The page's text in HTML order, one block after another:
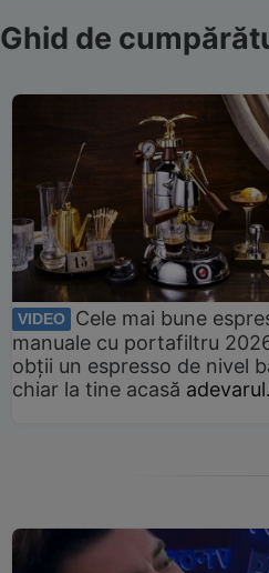
Ghid de
VIDEO
Cele mai bune
manuale cu portafiltru
obții un espresso de nivel
chiar la tine acasă